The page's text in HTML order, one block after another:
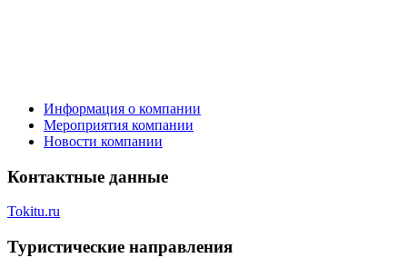
Информация о компании
Мероприятия компании
Новости компании
Контактные данные
Tokitu.ru
Туристическиe направления